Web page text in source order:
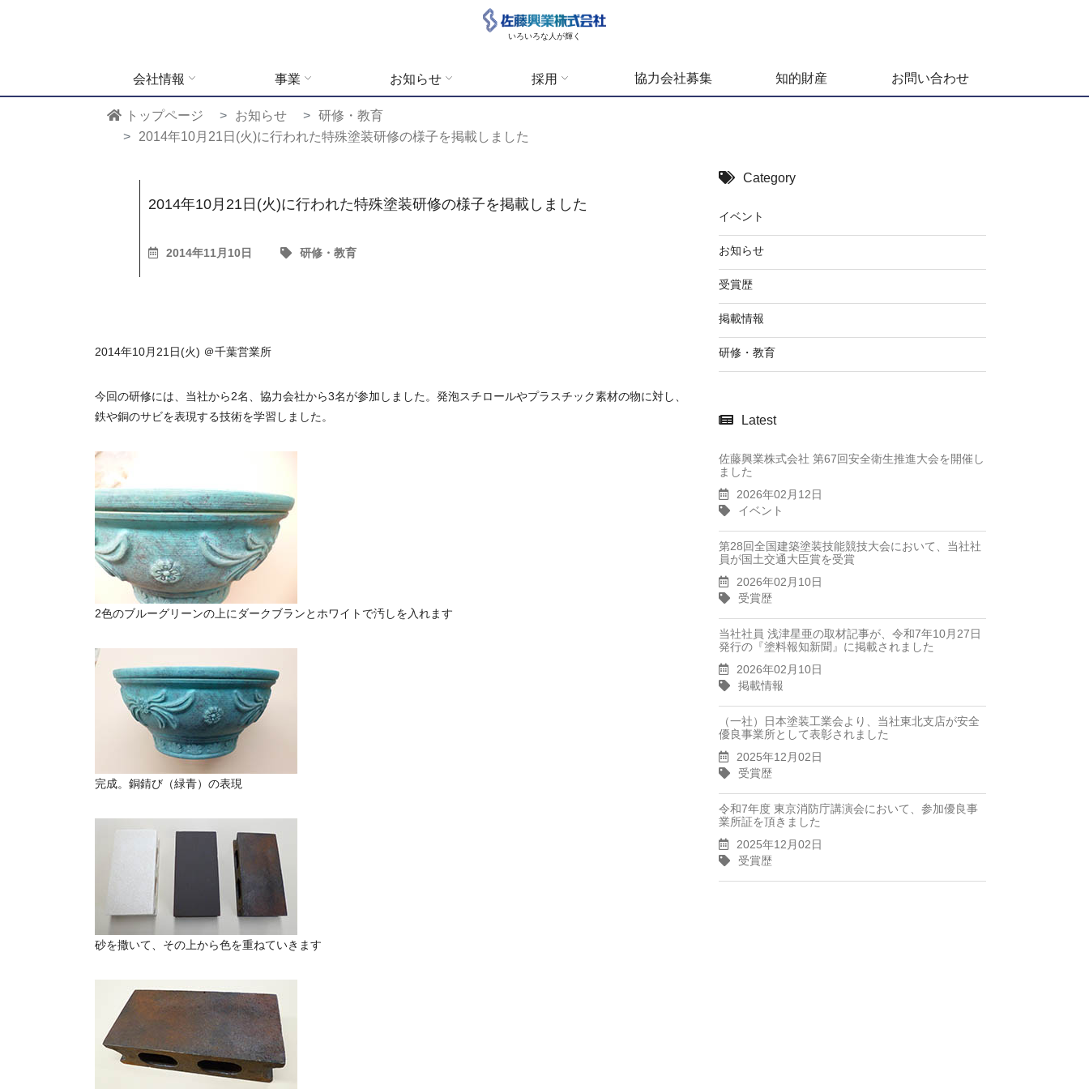
いろいろな人が輝く
会社情報 事業 お知らせ 採用 協力会社募集 知的財産 お問い合わせ
トップページ お知らせ
研修・教育
2014年10月21日(火)に行われた特殊塗装研修の様子を掲載しました
2014年10月21日(火)に行われた特殊塗装研修の様子を掲載しました
2014年11月10日 研修・教育
2014年10月21日(火) ＠千葉営業所
今回の研修には、当社から2名、協力会社から3名が参加しました。発泡スチロールやプラスチック素材の物に対し、
鉄や銅のサビを表現する技術を学習しました。
2色のブルーグリーンの上にダークブランとホワイトで汚しを入れます
完成。銅錆び（緑青）の表現
砂を撒いて、その上から色を重ねていきます
Category
イベント
お知らせ
受賞歴
掲載情報
研修・教育
Latest
佐藤興業株式会社 第67回安全衛生推進大会を開催し
ました
2026年02月12日
イベント
第28回全国建築塗装技能競技大会において、当社社
員が国土交通大臣賞を受賞
2026年02月10日
受賞歴
当社社員 浅津星亜の取材記事が、令和7年10月27日
発行の『塗料報知新聞』に掲載されました
2026年02月10日
掲載情報
（一社）日本塗装工業会より、当社東北支店が安全
優良事業所として表彰されました
2025年12月02日
受賞歴
令和7年度 東京消防庁講演会において、参加優良事
業所証を頂きました
2025年12月02日
受賞歴